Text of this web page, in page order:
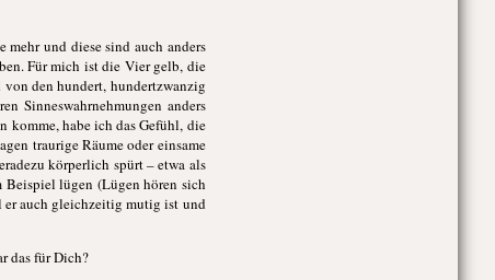
mehr und diese sind auch anders
Für mich ist die Vier gelb, die
den hundert, hundertzwanzig
Sinneswahrnehmungen anders
komme, habe ich das Gefühl, die
traurige Räume oder einsame
körperlich spürt – etwa als
Beispiel lügen (Lügen hören sich
er auch gleichzeitig mutig ist und
das für Dich?